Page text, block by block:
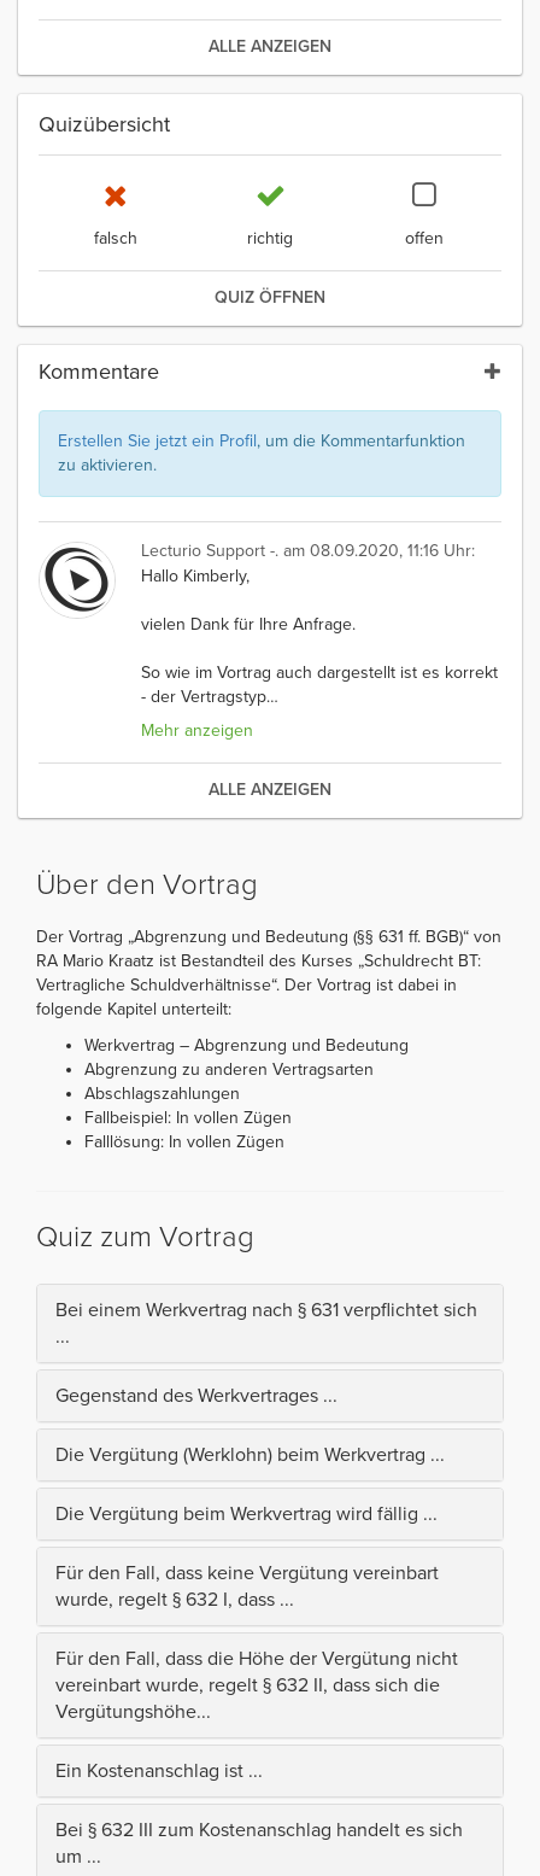
ALLE ANZEIGEN
Quizübersicht
falsch richtig offen
QUIZ ÖFFNEN
Kommentare
Erstellen Sie jetzt ein Profil, um die Kommentarfunktion
zu aktivieren.
Lecturio Support -. am 08.09.2020, 11:16 Uhr:
Hallo Kimberly,
vielen Dank für Ihre Anfrage.
So wie im Vortrag auch dargestellt ist es korrekt
- der Vertragstyp…
Mehr anzeigen
ALLE ANZEIGEN
Über den Vortrag
Der Vortrag „Abgrenzung und Bedeutung (§§ 631 ff. BGB)“ von
RA Mario Kraatz ist Bestandteil des Kurses „Schuldrecht BT:
Vertragliche Schuldverhältnisse“. Der Vortrag ist dabei in
folgende Kapitel unterteilt:
Werkvertrag – Abgrenzung und Bedeutung
Abgrenzung zu anderen Vertragsarten
Abschlagszahlungen
Fallbeispiel: In vollen Zügen
Falllösung: In vollen Zügen
Quiz zum Vortrag
Bei einem Werkvertrag nach § 631 verpflichtet sich
...
Gegenstand des Werkvertrages ...
Die Vergütung (Werklohn) beim Werkvertrag ...
Die Vergütung beim Werkvertrag wird fällig ...
Für den Fall, dass keine Vergütung vereinbart
wurde, regelt § 632 I, dass ...
Für den Fall, dass die Höhe der Vergütung nicht
vereinbart wurde, regelt § 632 II, dass sich die
Vergütungshöhe...
Ein Kostenanschlag ist ...
Bei § 632 III zum Kostenanschlag handelt es sich
um ...